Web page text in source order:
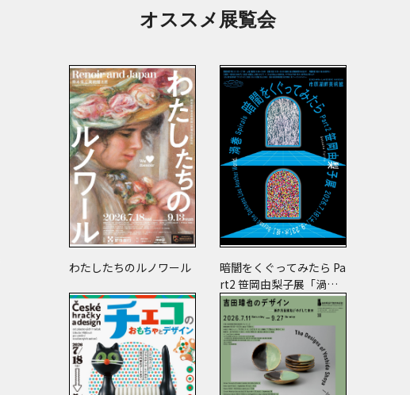
オススメ展覧会
わたしたちのルノワール
暗闇をくぐってみたら Pa
rt2 笹岡由梨子展「渦
巻」